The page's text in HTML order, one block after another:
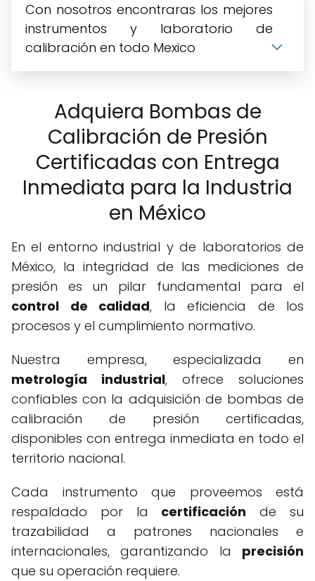
Con nosotros encontraras los mejores
instrumentos y laboratorio de
calibración en todo Mexico
Adquiera Bombas de
Calibración de Presión
Certificadas con Entrega
Inmediata para la Industria
en México
En el entorno industrial y de laboratorios de
México, la integridad de las mediciones de
presión es un pilar fundamental para el
control de calidad, la eficiencia de los
procesos y el cumplimiento normativo.
Nuestra empresa, especializada en
metrología industrial, ofrece soluciones
confiables con la adquisición de bombas de
calibración de presión certificadas,
disponibles con entrega inmediata en todo el
territorio nacional.
Cada instrumento que proveemos está
respaldado por la certificación de su
trazabilidad a patrones nacionales e
internacionales, garantizando la precisión
que su operación requiere.